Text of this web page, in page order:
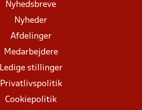
Nyhedsbreve
Nyheder
Afdelinger
Medarbejdere
Ledige stillinger
Privatlivspolitik
Cookiepolitik